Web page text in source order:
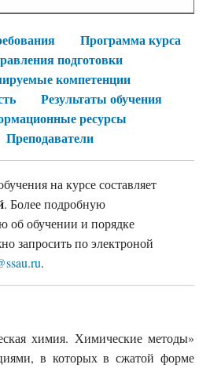
Программа курса
подготовки
компетенции
Результаты обучения
ресурсы
Преподаватели
на курсе составляет
. Более подробную
об обучении и порядке
запросить по электроной
.
химия. Химические методы»
в которых в сжатой форме